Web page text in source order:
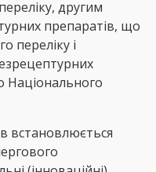
другим
препаратів, що
переліку і
Національного
встановлюється